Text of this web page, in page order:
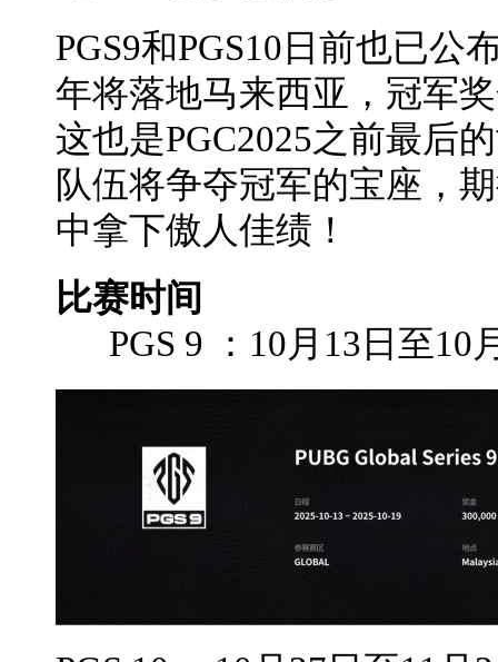
PGS9和PGS10日前也已公
年将落地马来西亚，冠军
这也是PGC2025之前最后
队伍将争夺冠军的宝座，
中拿下傲人佳绩！
比赛时间
PGS 9 ：10月13日至10